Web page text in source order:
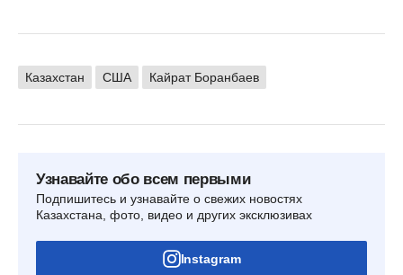
Казахстан США Кайрат Боранбаев
Узнавайте обо всем первыми
Подпишитесь и узнавайте о свежих новостях
Казахстана, фото, видео и других эксклюзивах
Instagram